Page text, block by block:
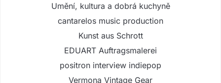
Umění, kultura a dobrá kuchyně
cantarelos music production
Kunst aus Schrott
EDUART Auftragsmalerei
positron interview indiepop
Vermona Vintage Gear